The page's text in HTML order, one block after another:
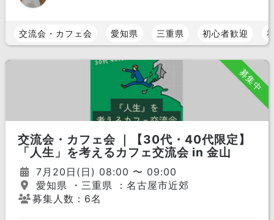
交流会・カフェ会 愛知県 三重県 初心者歓迎
募集中
交流会・カフェ会 ｜【30代・40代限定】
「人生」を考えるカフェ交流会 in 金山
7月20日(日) 08:00 〜 09:00
愛知県 ・三重県 ：名古屋市近郊
募集人数：6名